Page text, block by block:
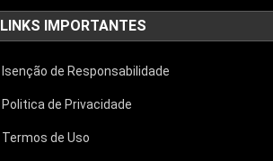
LINKS IMPORTANTES
Isenção de Responsabilidade
Politica de Privacidade
Termos de Uso